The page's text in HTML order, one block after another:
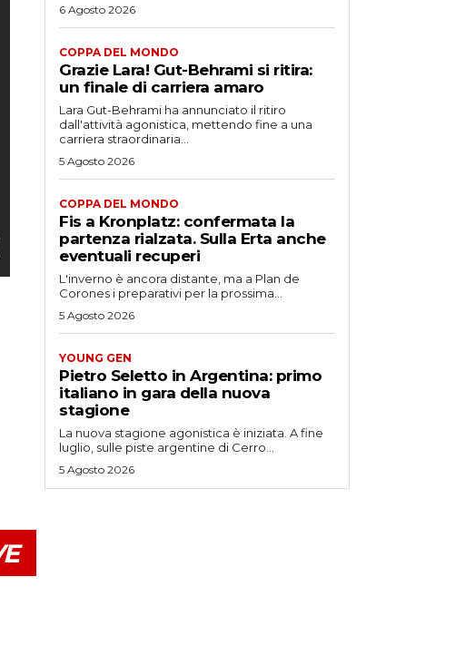
6 Agosto 2026
COPPA DEL MONDO
Grazie Lara! Gut-Behrami si ritira:
un finale di carriera amaro
Lara Gut-Behrami ha annunciato il ritiro
dall'attività agonistica, mettendo fine a una
carriera straordinaria...
5 Agosto 2026
COPPA DEL MONDO
Fis a Kronplatz: confermata la
partenza rialzata. Sulla Erta anche
eventuali recuperi
L'inverno è ancora distante, ma a Plan de
Corones i preparativi per la prossima...
5 Agosto 2026
YOUNG GEN
Pietro Seletto in Argentina: primo
italiano in gara della nuova
stagione
La nuova stagione agonistica è iniziata. A fine
luglio, sulle piste argentine di Cerro...
5 Agosto 2026